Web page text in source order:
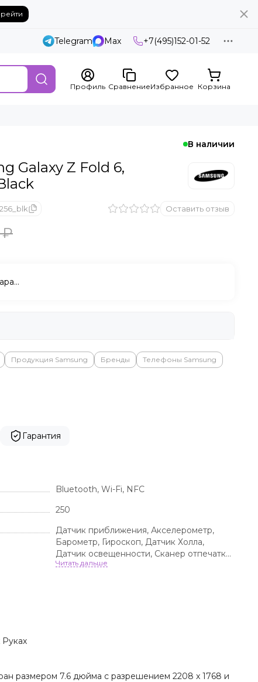
Telegram Max +7(495)152-01-52
Профиль СравнениеИзбранное Корзина
В наличии
Galaxy Z Fold 6,
Оставить отзыв
₽
Продукция Samsung Бренды
Телефоны Samsung
Гарантия
Bluetooth, Wi-Fi, NFC
250
Датчик приближения, Акселерометр,
Барометр, Гироскоп, Датчик Холла,
Датчик освещенности, Сканер отпечатка
пальца, Компас
размером 7.6 дюйма с разрешением 2208 x 1768 и